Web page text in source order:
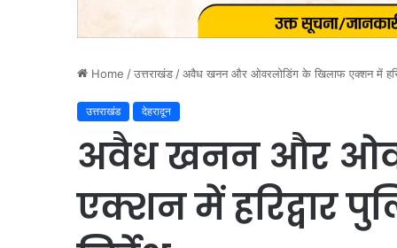
Home /उत्तराखंड /अवैध खनन और ओवरलोडिंग के खिलाफ एक्शन में
उत्तराखंड देहरादून
अवैध खनन और
एक्शन में हरिद्वार